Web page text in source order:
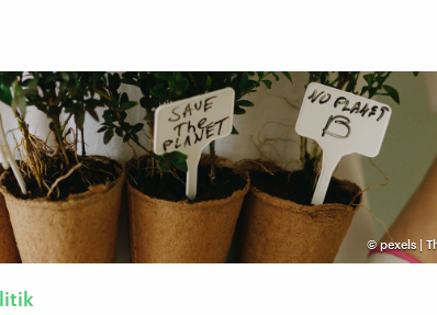
©pexels |